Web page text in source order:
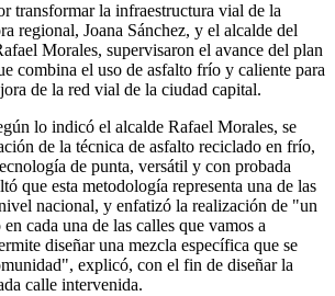
transformar la infraestructura vial de la
regional, Joana Sánchez, y el alcalde del
Morales, supervisaron el avance del plan
combina el uso de asfalto frío y caliente para
de la red vial de la ciudad capital.
lo indicó el alcalde Rafael Morales, se
de la técnica de asfalto reciclado en frío,
de punta, versátil y con probada
que esta metodología representa una de las
nacional, y enfatizó la realización de "un
cada una de las calles que vamos a
diseñar una mezcla específica que se
explicó, con el fin de diseñar la
calle intervenida.